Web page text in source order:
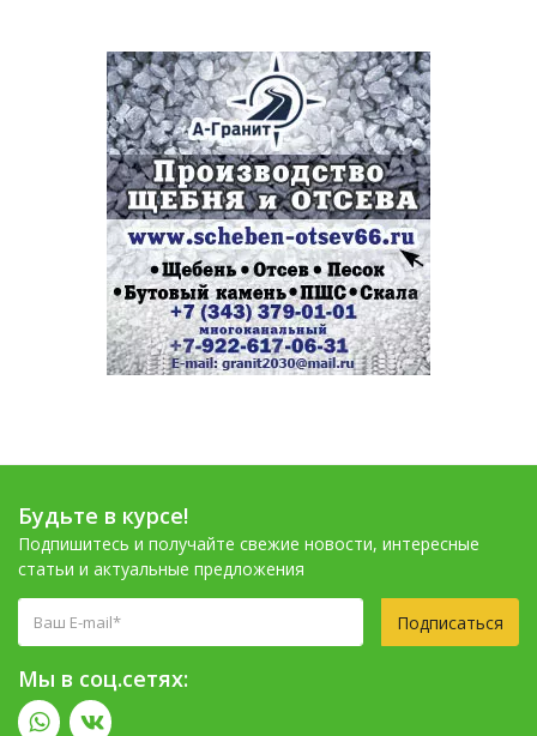
Будьте в курсе!
Подпишитесь и получайте свежие новости, интересные
статьи и актуальные предложения
Подписаться
Мы в соц.сетях: